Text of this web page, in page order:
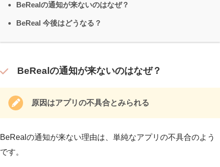
BeRealの通知が来ないのはなぜ？
BeReal 今後はどうなる？
BeRealの通知が来ないのはなぜ？
原因はアプリの不具合とみられる
BeRealの通知が来ない理由は、単純なアプリの不具合のよう
です。